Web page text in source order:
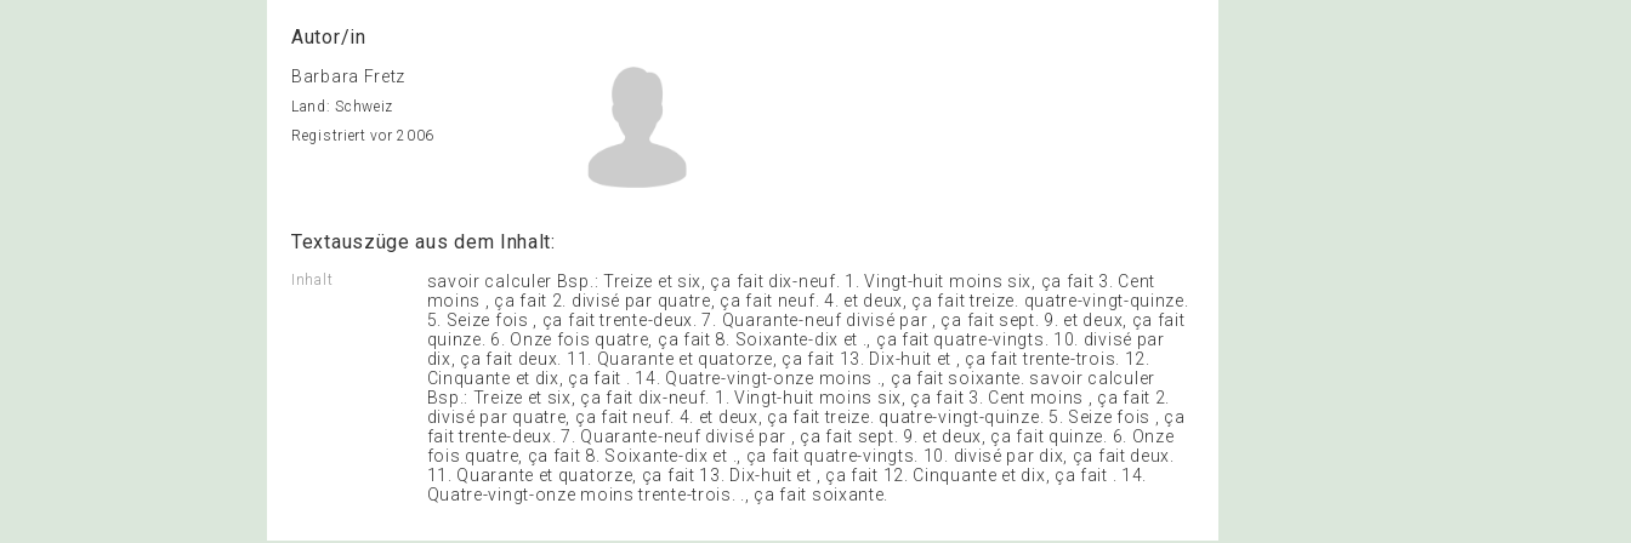
Autor/in
Barbara Fretz
Land: Schweiz
Registriert vor 2006
Textauszüge aus dem Inhalt:
Inhalt
savoir calculer Bsp.: Treize et six, ça fait dix-neuf. 1. Vingt-huit moins six, ça fait 3. Cent
moins , ça fait 2. divisé par quatre, ça fait neuf. 4. et deux, ça fait treize. quatre-vingt-quinze.
5. Seize fois , ça fait trente-deux. 7. Quarante-neuf divisé par , ça fait sept. 9. et deux, ça fait
quinze. 6. Onze fois quatre, ça fait 8. Soixante-dix et ., ça fait quatre-vingts. 10. divisé par
dix, ça fait deux. 11. Quarante et quatorze, ça fait 13. Dix-huit et , ça fait trente-trois. 12.
Cinquante et dix, ça fait . 14. Quatre-vingt-onze moins ., ça fait soixante. savoir calculer
Bsp.: Treize et six, ça fait dix-neuf. 1. Vingt-huit moins six, ça fait 3. Cent moins , ça fait 2.
divisé par quatre, ça fait neuf. 4. et deux, ça fait treize. quatre-vingt-quinze. 5. Seize fois , ça
fait trente-deux. 7. Quarante-neuf divisé par , ça fait sept. 9. et deux, ça fait quinze. 6. Onze
fois quatre, ça fait 8. Soixante-dix et ., ça fait quatre-vingts. 10. divisé par dix, ça fait deux.
11. Quarante et quatorze, ça fait 13. Dix-huit et , ça fait 12. Cinquante et dix, ça fait . 14.
Quatre-vingt-onze moins trente-trois. ., ça fait soixante.